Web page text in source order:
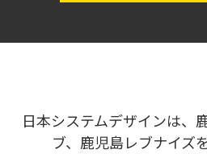
日本システムデザインは、
ブ、鹿児島レブナイズ